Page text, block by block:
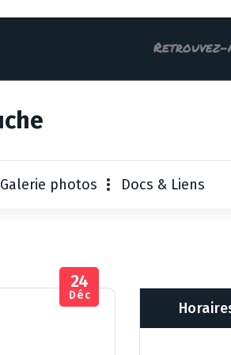
Galerie photos Docs & Liens
24
Déc